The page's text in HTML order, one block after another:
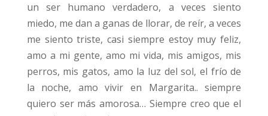
un ser humano verdadero, a veces siento
miedo, me dan a ganas de llorar, de reír, a veces
me siento triste, casi siempre estoy muy feliz,
amo a mi gente, amo mi vida, mis amigos, mis
perros, mis gatos, amo la luz del sol, el frío de
la noche, amo vivir en Margarita.. siempre
quiero ser más amorosa… Siempre creo que el